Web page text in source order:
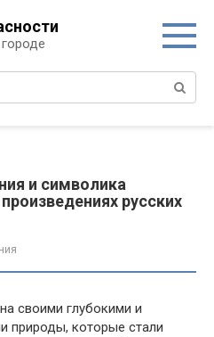
и символика
русских
своими глубокими и
природы, которые стали